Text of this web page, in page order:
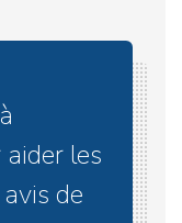
les
de